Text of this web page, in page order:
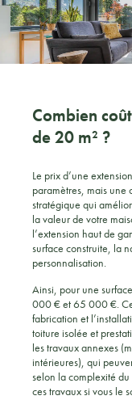
Combien
de 20 m² ?
Le prix d’une
paramètres, mais une
stratégique qui
la valeur de votre
l’extension haut de
surface construite, la
personnalisation.
Ainsi, pour une
000 € et 65 000 €.
fabrication et
toiture isolée et
les travaux annexes
intérieures), qui
selon la complexité
ces travaux si vous le